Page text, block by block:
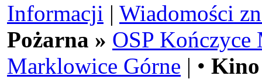
Informacji | Wiadomości
Pożarna » OSP Kończyce
Marklowice Górne | •